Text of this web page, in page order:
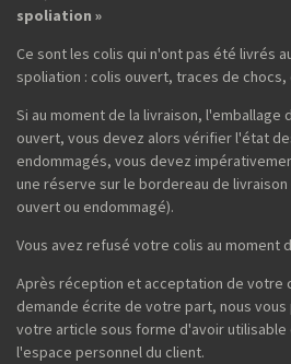
spoliation »
Ce sont les colis qui n'ont pas été livrés
spoliation : colis ouvert, traces de chocs,
Si au moment de la livraison,
ouvert, vous devez alors vérifier l'état
endommagés, vous devez
une réserve sur le bordereau de
ouvert ou endommagé).
Vous avez refusé votre colis au moment
Après réception et acceptation de votre
demande écrite de votre part, nous
votre article sous forme d'avoir
l'espace personnel du client.